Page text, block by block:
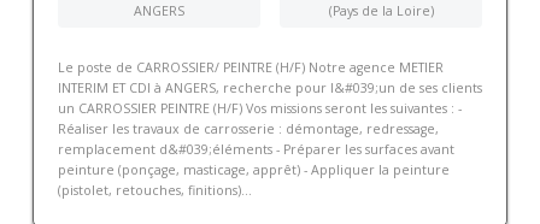
ANGERS
(Pays de la Loire)
Le poste de CARROSSIER/ PEINTRE (H/F) Notre agence METIER
INTERIM ET CDI à ANGERS, recherche pour l&#039;un de ses clients
un CARROSSIER PEINTRE (H/F) Vos missions seront les suivantes : -
Réaliser les travaux de carrosserie : démontage, redressage,
remplacement d&#039;éléments - Préparer les surfaces avant
peinture (ponçage, masticage, apprêt) - Appliquer la peinture
(pistolet, retouches, finitions)...